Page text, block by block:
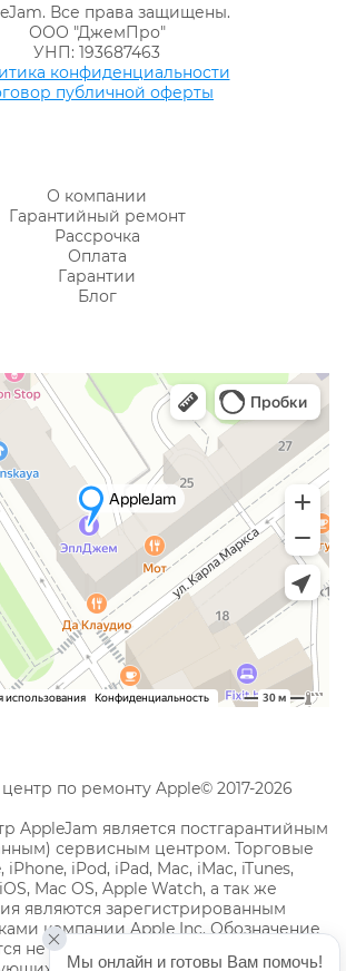
Все права защищены.
ООО "ДжемПро"
УНП: 193687463
конфиденциальности
публичной оферты
О компании
Гарантийный ремонт
Рассрочка
Оплата
Гарантии
Блог
по ремонту Apple© 2017-2026
AppleJam является постгарантийным
сервисным центром. Торговые
iPod, iPad, Mac, iMac, iTunes,
Mac OS, Apple Watch, а так же
являются зарегистрированным
компании Apple Inc. Обозначение
не с целью индивидуализации
Мы онлайн и готовы Вам помочь!